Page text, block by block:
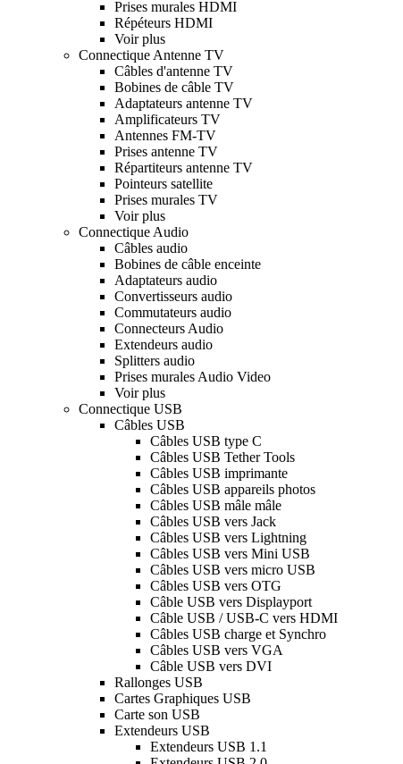
Prises murales HDMI
Répéteurs HDMI
Voir plus
Connectique Antenne TV
Câbles d'antenne TV
Bobines de câble TV
Adaptateurs antenne TV
Amplificateurs TV
Antennes FM-TV
Prises antenne TV
Répartiteurs antenne TV
Pointeurs satellite
Prises murales TV
Voir plus
Connectique Audio
Câbles audio
Bobines de câble enceinte
Adaptateurs audio
Convertisseurs audio
Commutateurs audio
Connecteurs Audio
Extendeurs audio
Splitters audio
Prises murales Audio Video
Voir plus
Connectique USB
Câbles USB
Câbles USB type C
Câbles USB Tether Tools
Câbles USB imprimante
Câbles USB appareils photos
Câbles USB mâle mâle
Câbles USB vers Jack
Câbles USB vers Lightning
Câbles USB vers Mini USB
Câbles USB vers micro USB
Câbles USB vers OTG
Câble USB vers Displayport
Câble USB / USB-C vers HDMI
Câbles USB charge et Synchro
Câbles USB vers VGA
Câble USB vers DVI
Rallonges USB
Cartes Graphiques USB
Carte son USB
Extendeurs USB
Extendeurs USB 1.1